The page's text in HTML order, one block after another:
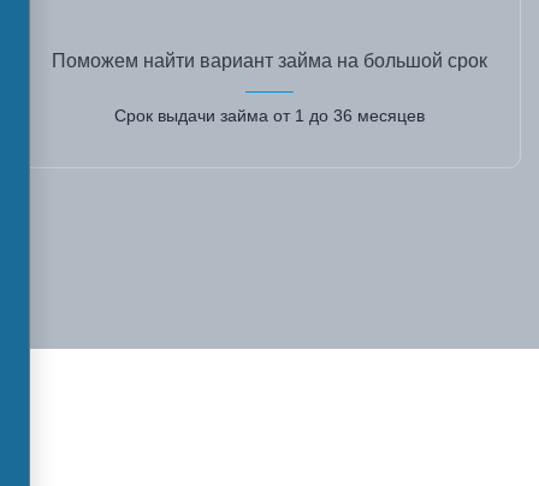
Поможем найти вариант займа на большой срок
Срок выдачи займа от 1 до 36 месяцев